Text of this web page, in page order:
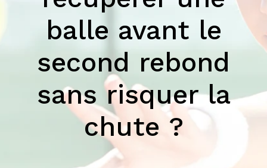
balle avant le
second rebond
sans risquer la
chute ?